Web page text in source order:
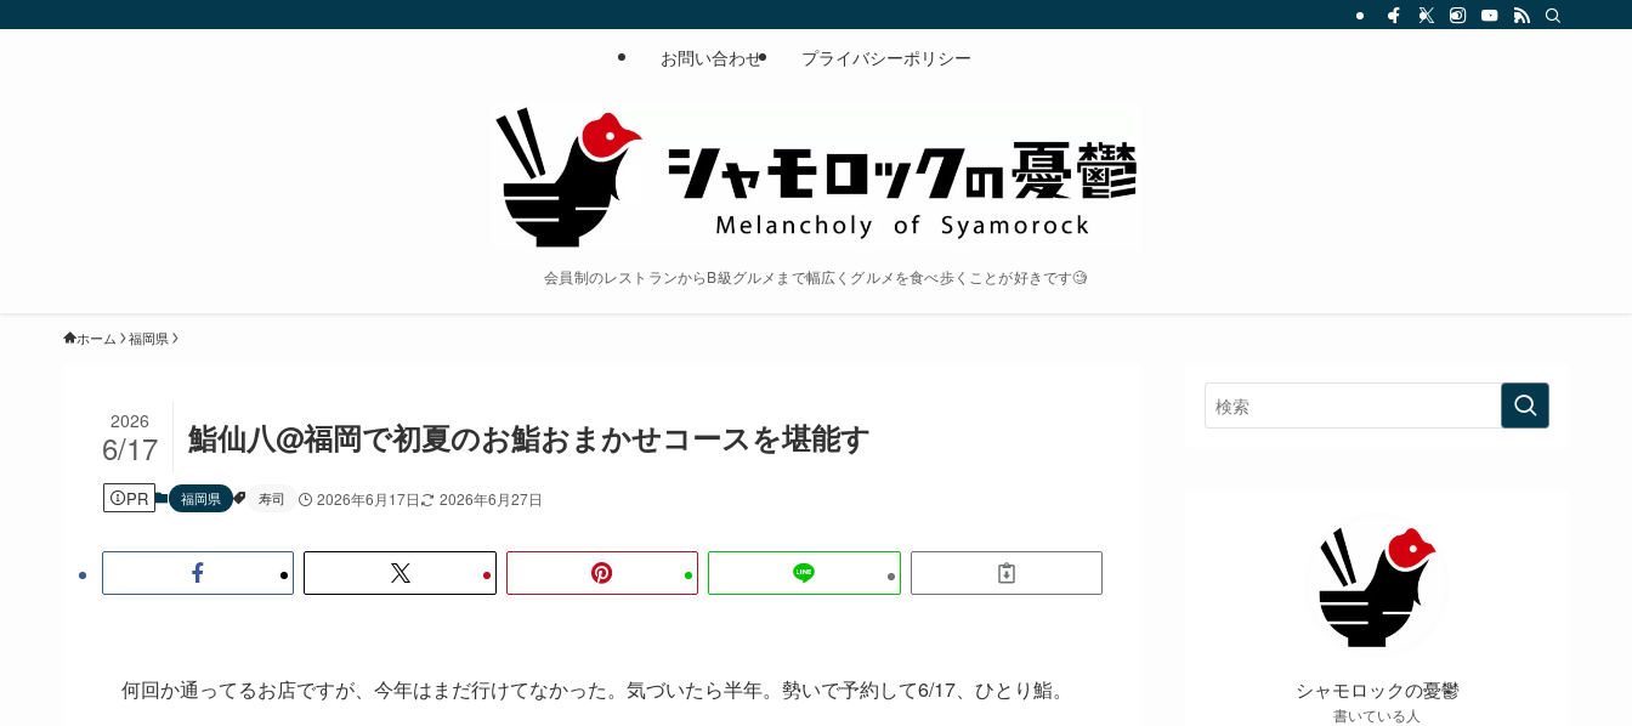
会員制のレストランからB級グルメまで幅広くグルメを食べ歩くことが好きです🧐
お問い合わせ プライバシーポリシー
ホーム 福岡県
鮨仙八@福岡で初夏のお鮨おまかせコースを堪能す
2026
6/17
PR 福岡県 寿司 2026年6月17日 2026年6月27日
何回か通ってるお店ですが、今年はまだ行けてなかった。気づいたら半年。勢いで予約して6/17、ひとり鮨。 シャモロックの憂鬱
書いている人